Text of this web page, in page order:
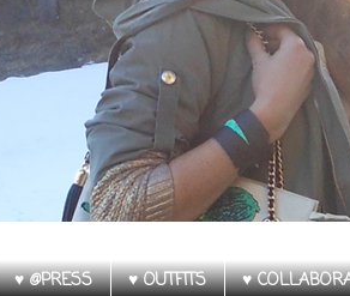
♥ @PRESS ♥ OUTFITS ♥